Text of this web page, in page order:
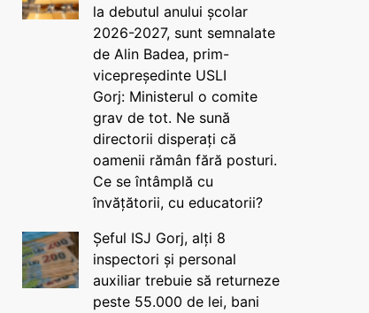
la debutul anului școlar
2026-2027, sunt semnalate
de Alin Badea, prim-
vicepreședinte USLI
Gorj: Ministerul o comite
grav de tot. Ne sună
directorii disperați că
oamenii rămân fără posturi.
Ce se întâmplă cu
învățătorii, cu educatorii?
Șeful ISJ Gorj, alți 8
inspectori și personal
auxiliar trebuie să returneze
peste 55.000 de lei, bani